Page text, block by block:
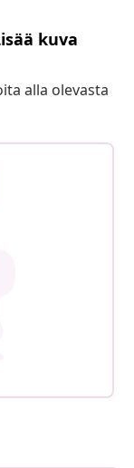
kuva
alla olevasta